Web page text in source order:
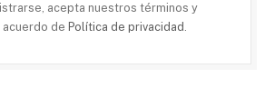
acepta nuestros términos y
de Política de privacidad .